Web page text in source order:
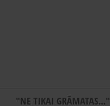
"NE TIKAI GRĀMATAS..."